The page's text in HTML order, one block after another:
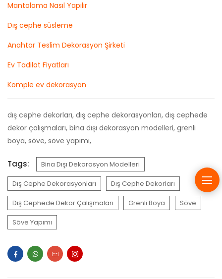
Mantolama Nasıl Yapılır
Dış cephe süsleme
Anahtar Teslim Dekorasyon Şirketi
Ev Tadilat Fiyatları
Komple ev dekorasyon
dış cephe dekorları, dış cephe dekorasyonları, dış cephede
dekor çalışmaları, bina dışı dekorasyon modelleri, grenli
boya, söve, söve yapımı,
Tags: Bina Dışı Dekorasyon Modelleri
Dış Cephe Dekorasyonları Dış Cephe Dekorları
Dış Cephede Dekor Çalışmaları Grenli Boya Söve
Söve Yapımı